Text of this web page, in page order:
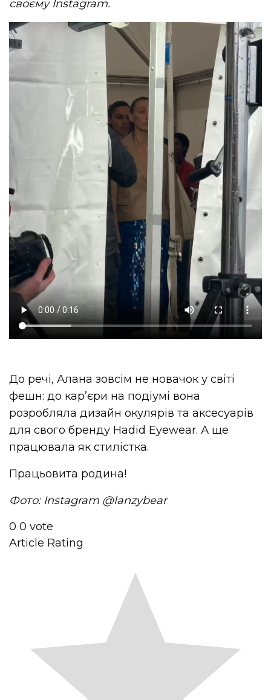
своєму Instagram.
До речі, Алана зовсім не новачок у світі
фешн: до кар’єри на подіумі вона
розробляла дизайн окулярів та аксесуарів
для свого бренду Hadid Eyewear. А ще
працювала як стилістка.
Працьовита родина!
Фото: Instagram @lanzybear
0 0 vote
Article Rating